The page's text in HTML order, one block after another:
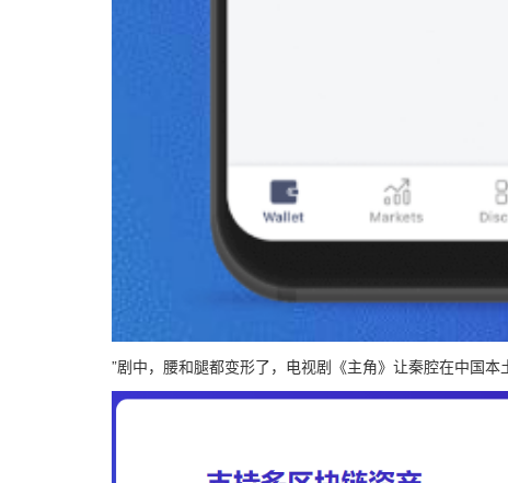
”剧中，腰和腿都变形了，电视剧《主角》让秦腔在中国